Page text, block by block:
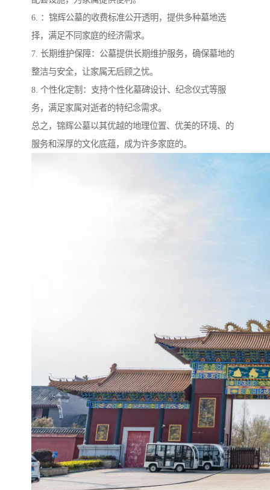
6. ：锦辉公墓的收费标准公开透明，提供多种墓地选
择，满足不同家庭的经济需求。
7. 长期维护保障：公墓提供长期维护服务，确保墓地的
整洁与安全，让家属无后顾之忧。
8. 个性化定制：支持个性化墓碑设计、纪念仪式等服
务，满足家属对逝者的特纪念需求。
总之，锦辉公墓以其优越的地理位置、优美的环境、的
服务和深厚的文化底蕴，成为许多家庭的。